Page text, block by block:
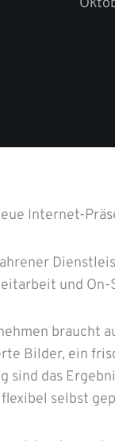
Internet-
und
braucht
Bilder, ein
sind das
selbst